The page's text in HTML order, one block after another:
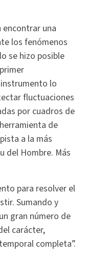
encontrar una
los fenómenos
se hizo posible
lo
fluctuaciones
por cuadros de
de
a la más
del Hombre. Más
para resolver el
Sumando y
gran número de
carácter,
completa”.